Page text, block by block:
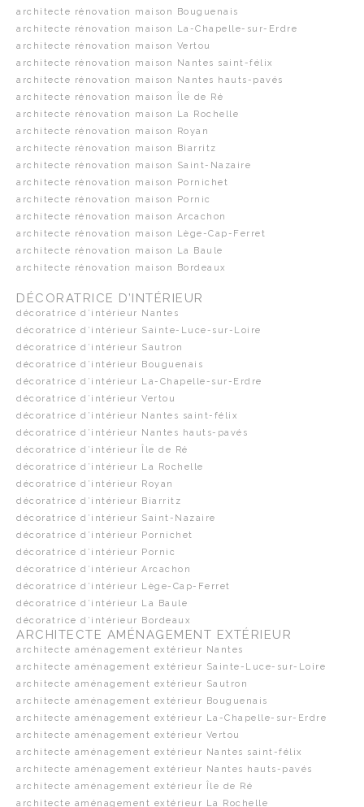
architecte rénovation maison Bouguenais
architecte rénovation maison La-Chapelle-sur-Erdre
architecte rénovation maison Vertou
architecte rénovation maison Nantes saint-félix
architecte rénovation maison Nantes hauts-pavés
architecte rénovation maison Île de Ré
architecte rénovation maison La Rochelle
architecte rénovation maison Royan
architecte rénovation maison Biarritz
architecte rénovation maison Saint-Nazaire
architecte rénovation maison Pornichet
architecte rénovation maison Pornic
architecte rénovation maison Arcachon
architecte rénovation maison Lège-Cap-Ferret
architecte rénovation maison La Baule
architecte rénovation maison Bordeaux
DÉCORATRICE D’INTÉRIEUR
décoratrice d’intérieur Nantes
décoratrice d’intérieur Sainte-Luce-sur-Loire
décoratrice d’intérieur Sautron
décoratrice d’intérieur Bouguenais
décoratrice d’intérieur La-Chapelle-sur-Erdre
décoratrice d’intérieur Vertou
décoratrice d’intérieur Nantes saint-félix
décoratrice d’intérieur Nantes hauts-pavés
décoratrice d’intérieur Île de Ré
décoratrice d’intérieur La Rochelle
décoratrice d’intérieur Royan
décoratrice d’intérieur Biarritz
décoratrice d’intérieur Saint-Nazaire
décoratrice d’intérieur Pornichet
décoratrice d’intérieur Pornic
décoratrice d’intérieur Arcachon
décoratrice d’intérieur Lège-Cap-Ferret
décoratrice d’intérieur La Baule
décoratrice d’intérieur Bordeaux
ARCHITECTE AMÉNAGEMENT EXTÉRIEUR
architecte aménagement extérieur Nantes
architecte aménagement extérieur Sainte-Luce-sur-Loire
architecte aménagement extérieur Sautron
architecte aménagement extérieur Bouguenais
architecte aménagement extérieur La-Chapelle-sur-Erdre
architecte aménagement extérieur Vertou
architecte aménagement extérieur Nantes saint-félix
architecte aménagement extérieur Nantes hauts-pavés
architecte aménagement extérieur Île de Ré
architecte aménagement extérieur La Rochelle